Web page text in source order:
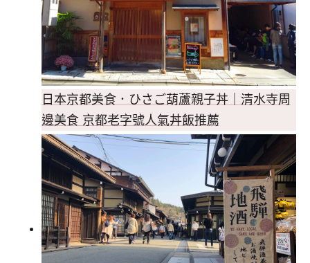
日本京都美食．ひさご葫蘆親子丼｜清水寺周
邊美食 京都老字號人氣丼飯推薦